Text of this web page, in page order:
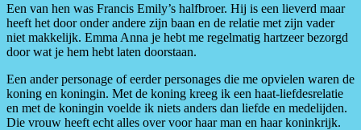
Een van hen was Francis Emily’s halfbroer. Hij is een lieverd maar
heeft het door onder andere zijn baan en de relatie met zijn vader
niet makkelijk. Emma Anna je hebt me regelmatig hartzeer bezorgd
door wat je hem hebt laten doorstaan.
Een ander personage of eerder personages die me opvielen waren de
koning en koningin. Met de koning kreeg ik een haat-liefdesrelatie
en met de koningin voelde ik niets anders dan liefde en medelijden.
Die vrouw heeft echt alles over voor haar man en haar koninkrijk.